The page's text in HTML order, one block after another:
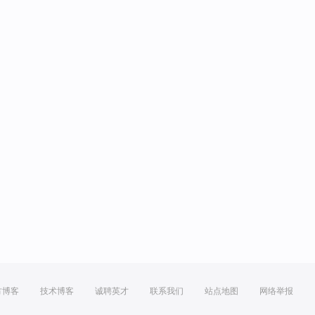
博客 技术博客 诚聘英才 联系我们 站点地图 网络举报